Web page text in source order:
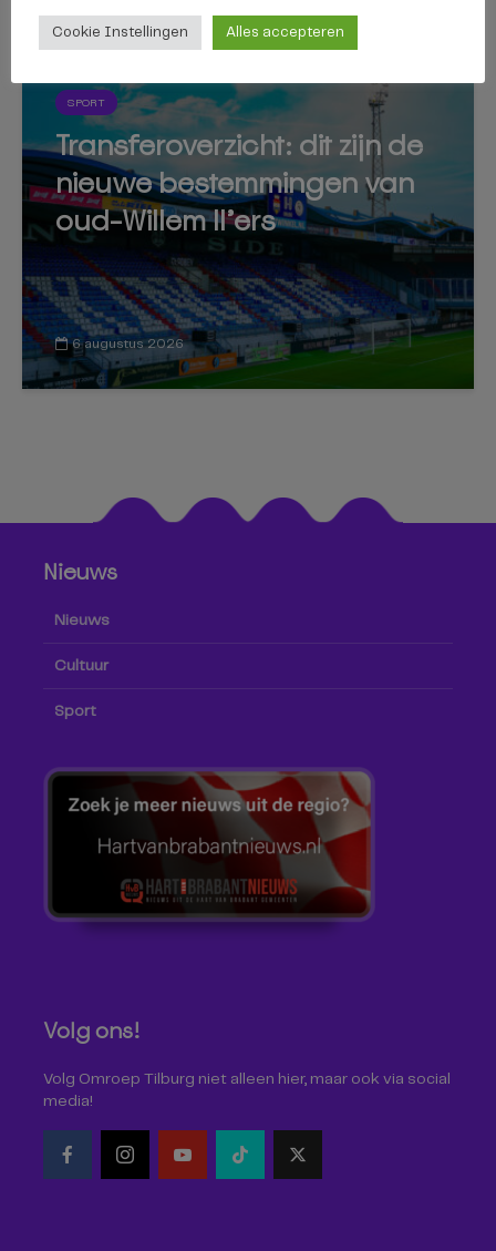
SPORT
Transferoverzicht: dit zijn de
nieuwe bestemmingen van
oud-Willem II’ers
6 augustus 2026
Nieuws
Nieuws
Cultuur
Sport
Volg ons!
Volg Omroep Tilburg niet alleen hier, maar ook via social
media!
Cookie Instellingen Alles accepteren